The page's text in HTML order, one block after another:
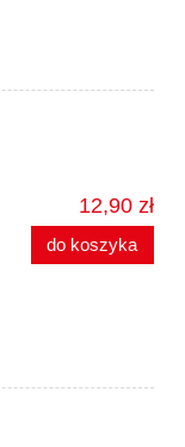
12,90 zł
do koszyka